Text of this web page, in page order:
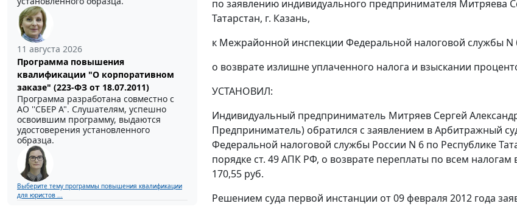
11 августа 2026
Программа повышения
квалификации "О корпоративном
заказе" (223-ФЗ от 18.07.2011)
Программа разработана совместно с
АО ''СБЕР А". Слушателям, успешно
освоившим программу, выдаются
удостоверения установленного
образца.
Выберите тему программы повышения квалификации
для юристов ...
по заявлению индивидуального предпринимателя Митряева
Татарстан, г. Казань,
к Межрайонной инспекции Федеральной налоговой службы N
о возврате излишне уплаченного налога и взыскании
УСТАНОВИЛ:
Индивидуальный предприниматель Митряев Сергей
Предприниматель) обратился с заявлением в Арбитражный
Федеральной налоговой службы России N 6 по Республике
порядке ст. 49АПК РФ, о возврате переплаты по всем налогам
170,55 руб.
Решением суда первой инстанции от 09 февраля 2012 года